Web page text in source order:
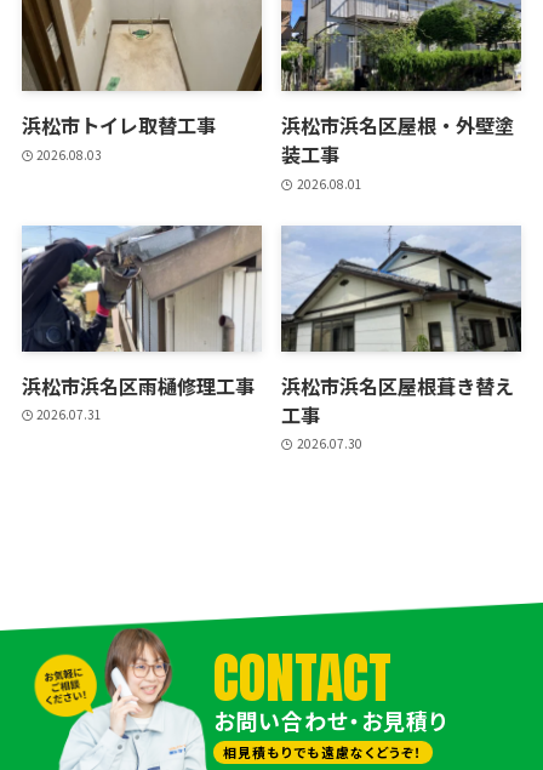
浜松市トイレ取替工事
2026.08.03
浜松市浜名区屋根・外壁塗
装工事
2026.08.01
浜松市浜名区雨樋修理工事
2026.07.31
浜松市浜名区屋根葺き替え
工事
2026.07.30
CONTACT
お問い合わせ・お見積り
相見積もりでも遠慮なくどうぞ！